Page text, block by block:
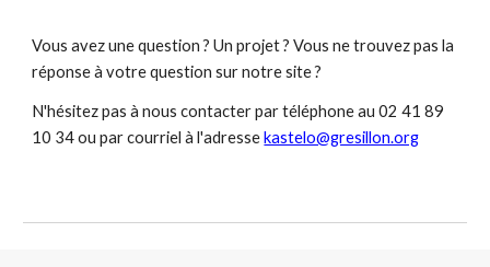
Vous avez une question ? Un projet ? Vous ne trouvez pas la
réponse à votre question sur notre site ?
N'hésitez pas à nous contacter par téléphone au 02 41 89
10 34 ou par courriel à l'adressekastelo@gresillon.org